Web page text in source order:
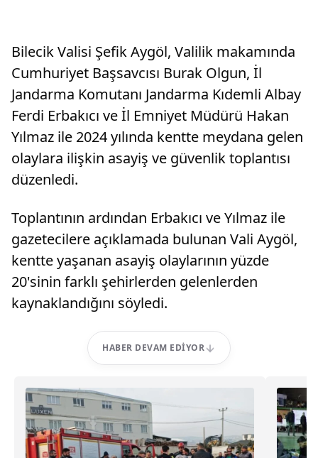
Bilecik Valisi Şefik Aygöl, Valilik makamında
Cumhuriyet Başsavcısı Burak Olgun, İl
Jandarma Komutanı Jandarma Kıdemli Albay
Ferdi Erbakıcı ve İl Emniyet Müdürü Hakan
Yılmaz ile 2024 yılında kentte meydana gelen
olaylara ilişkin asayiş ve güvenlik toplantısı
düzenledi.
Toplantının ardından Erbakıcı ve Yılmaz ile
gazetecilere açıklamada bulunan Vali Aygöl,
kentte yaşanan asayiş olaylarının yüzde
20'sinin farklı şehirlerden gelenlerden
kaynaklandığını söyledi.
HABER DEVAM EDIYOR